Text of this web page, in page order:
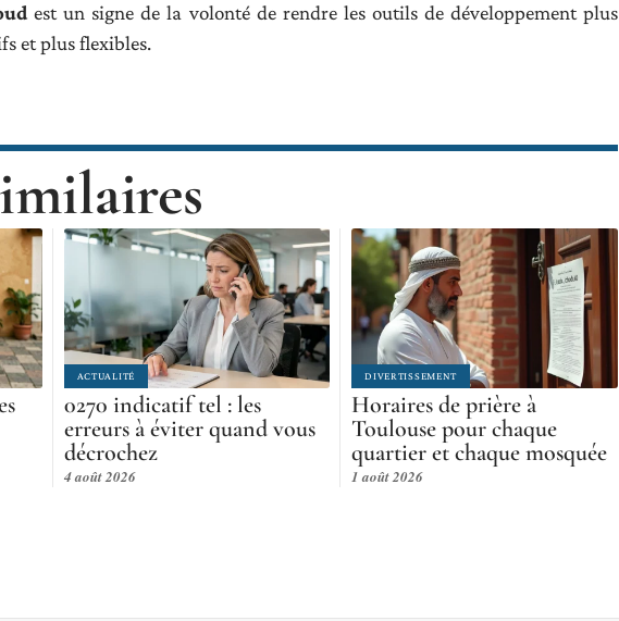
est un signe de la volonté de rendre les outils de développement plus
et plus flexibles.
ACTUALITÉ
0270 indicatif tel : les
erreurs à éviter quand vous
décrochez
4 août 2026
DIVERTISSEMENT
Horaires de prière à
Toulouse pour chaque
quartier et chaque mosquée
1 août 2026